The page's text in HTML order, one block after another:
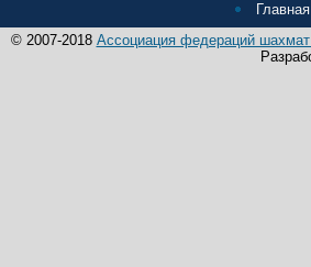
© 2007-2018 Ассоциация федераций